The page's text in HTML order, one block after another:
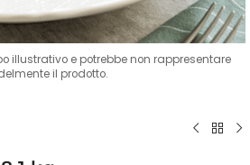
illustrativo e potrebbe non rappresentare
il prodotto.